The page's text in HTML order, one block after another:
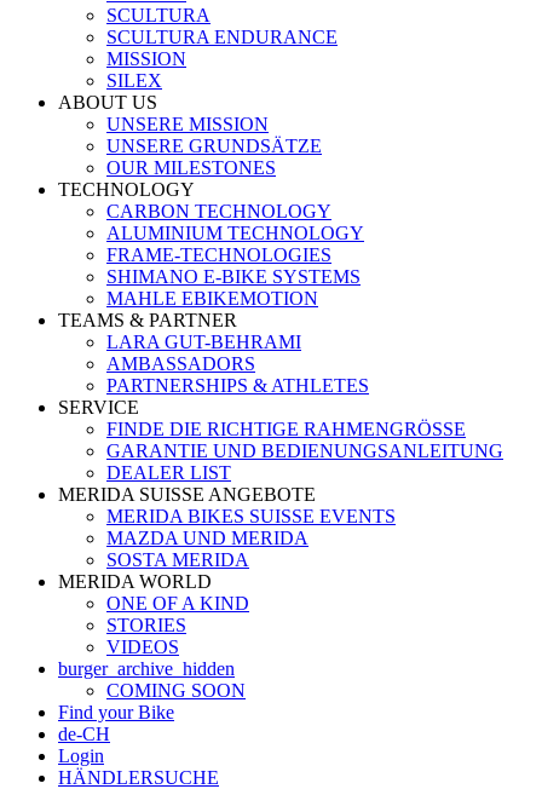
SCULTURA
SCULTURA ENDURANCE
MISSION
SILEX
ABOUT US
UNSERE MISSION
UNSERE GRUNDSÄTZE
OUR MILESTONES
TECHNOLOGY
CARBON TECHNOLOGY
ALUMINIUM TECHNOLOGY
FRAME-TECHNOLOGIES
SHIMANO E-BIKE SYSTEMS
MAHLE EBIKEMOTION
TEAMS & PARTNER
LARA GUT-BEHRAMI
AMBASSADORS
PARTNERSHIPS & ATHLETES
SERVICE
FINDE DIE RICHTIGE RAHMENGRÖSSE
GARANTIE UND BEDIENUNGSANLEITUNG
DEALER LIST
MERIDA SUISSE ANGEBOTE
MERIDA BIKES SUISSE EVENTS
MAZDA UND MERIDA
SOSTA MERIDA
MERIDA WORLD
ONE OF A KIND
STORIES
VIDEOS
burger_archive_hidden
COMING SOON
Find your Bike
de-CH
Login
HÄNDLERSUCHE